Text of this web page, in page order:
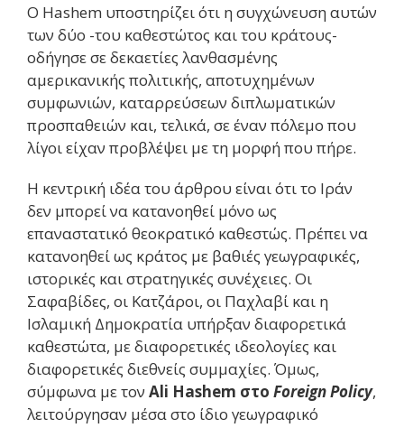
Ο Hashem υποστηρίζει ότι η συγχώνευση αυτών
των δύο -του καθεστώτος και του κράτους-
οδήγησε σε δεκαετίες λανθασμένης
αμερικανικής πολιτικής, αποτυχημένων
συμφωνιών, καταρρεύσεων διπλωματικών
προσπαθειών και, τελικά, σε έναν πόλεμο που
λίγοι είχαν προβλέψει με τη μορφή που πήρε.
Η κεντρική ιδέα του άρθρου είναι ότι το Ιράν
δεν μπορεί να κατανοηθεί μόνο ως
επαναστατικό θεοκρατικό καθεστώς. Πρέπει να
κατανοηθεί ως κράτος με βαθιές γεωγραφικές,
ιστορικές και στρατηγικές συνέχειες. Οι
Σαφαβίδες, οι Κατζάροι, οι Παχλαβί και η
Ισλαμική Δημοκρατία υπήρξαν διαφορετικά
καθεστώτα, με διαφορετικές ιδεολογίες και
διαφορετικές διεθνείς συμμαχίες. Όμως,
σύμφωνα με τον Ali Hashem στο Foreign Policy,
λειτούργησαν μέσα στο ίδιο γεωγραφικό